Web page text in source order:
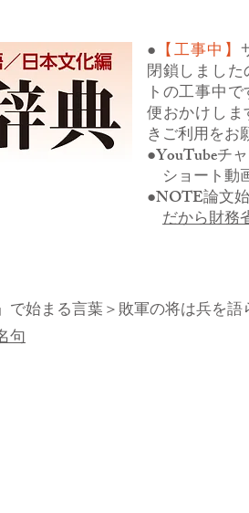
● 【工事中】
閉鎖しまし
トの工事中
便おかけし
きご利用をお
●YouTubeチ
ショート動
●NOTE論文
だから財務
で始まる言葉＞敗軍の将は兵を
句